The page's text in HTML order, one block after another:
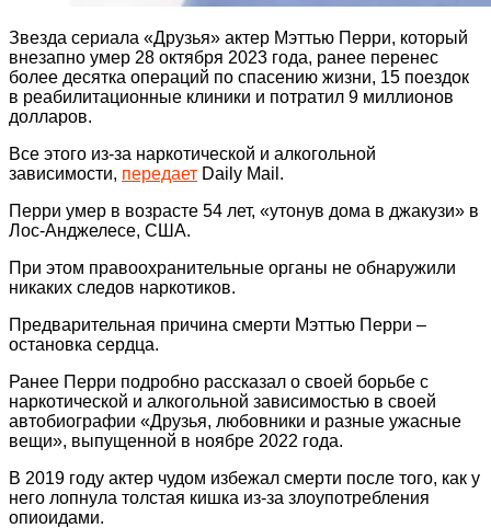
Звезда сериала «Друзья» актер Мэттью Перри, который
внезапно умер 28 октября 2023 года, ранее перенес
более десятка операций по спасению жизни, 15 поездок
в реабилитационные клиники и потратил 9 миллионов
долларов.
Все этого из-за наркотической и алкогольной
зависимости, передает Daily Mail.
Перри умер в возрасте 54 лет, «утонув дома в джакузи» в
Лос-Анджелесе, США.
При этом правоохранительные органы не обнаружили
никаких следов наркотиков.
Предварительная причина смерти Мэттью Перри –
остановка сердца.
Ранее Перри подробно рассказал о своей борьбе с
наркотической и алкогольной зависимостью в своей
автобиографии «Друзья, любовники и разные ужасные
вещи», выпущенной в ноябре 2022 года.
В 2019 году актер чудом избежал смерти после того, как у
него лопнула толстая кишка из-за злоупотребления
опиоидами.